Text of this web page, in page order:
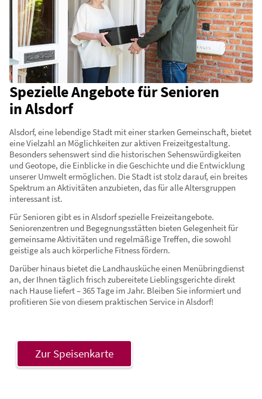
Spezielle Angebote für Senioren
in Alsdorf
Alsdorf, eine lebendige Stadt mit einer starken Gemeinschaft, bietet
eine Vielzahl an Möglichkeiten zur aktiven Freizeitgestaltung.
Besonders sehenswert sind die historischen Sehenswürdigkeiten
und Geotope, die Einblicke in die Geschichte und die Entwicklung
unserer Umwelt ermöglichen. Die Stadt ist stolz darauf, ein breites
Spektrum an Aktivitäten anzubieten, das für alle Altersgruppen
interessant ist.
Für Senioren gibt es in Alsdorf spezielle Freizeitangebote.
Seniorenzentren und Begegnungsstätten bieten Gelegenheit für
gemeinsame Aktivitäten und regelmäßige Treffen, die sowohl
geistige als auch körperliche Fitness fördern.
Darüber hinaus bietet die Landhausküche einen Menübringdienst
an, der Ihnen täglich frisch zubereitete Lieblingsgerichte direkt
nach Hause liefert – 365 Tage im Jahr. Bleiben Sie informiert und
profitieren Sie von diesem praktischen Service in Alsdorf!
Zur Speisenkarte